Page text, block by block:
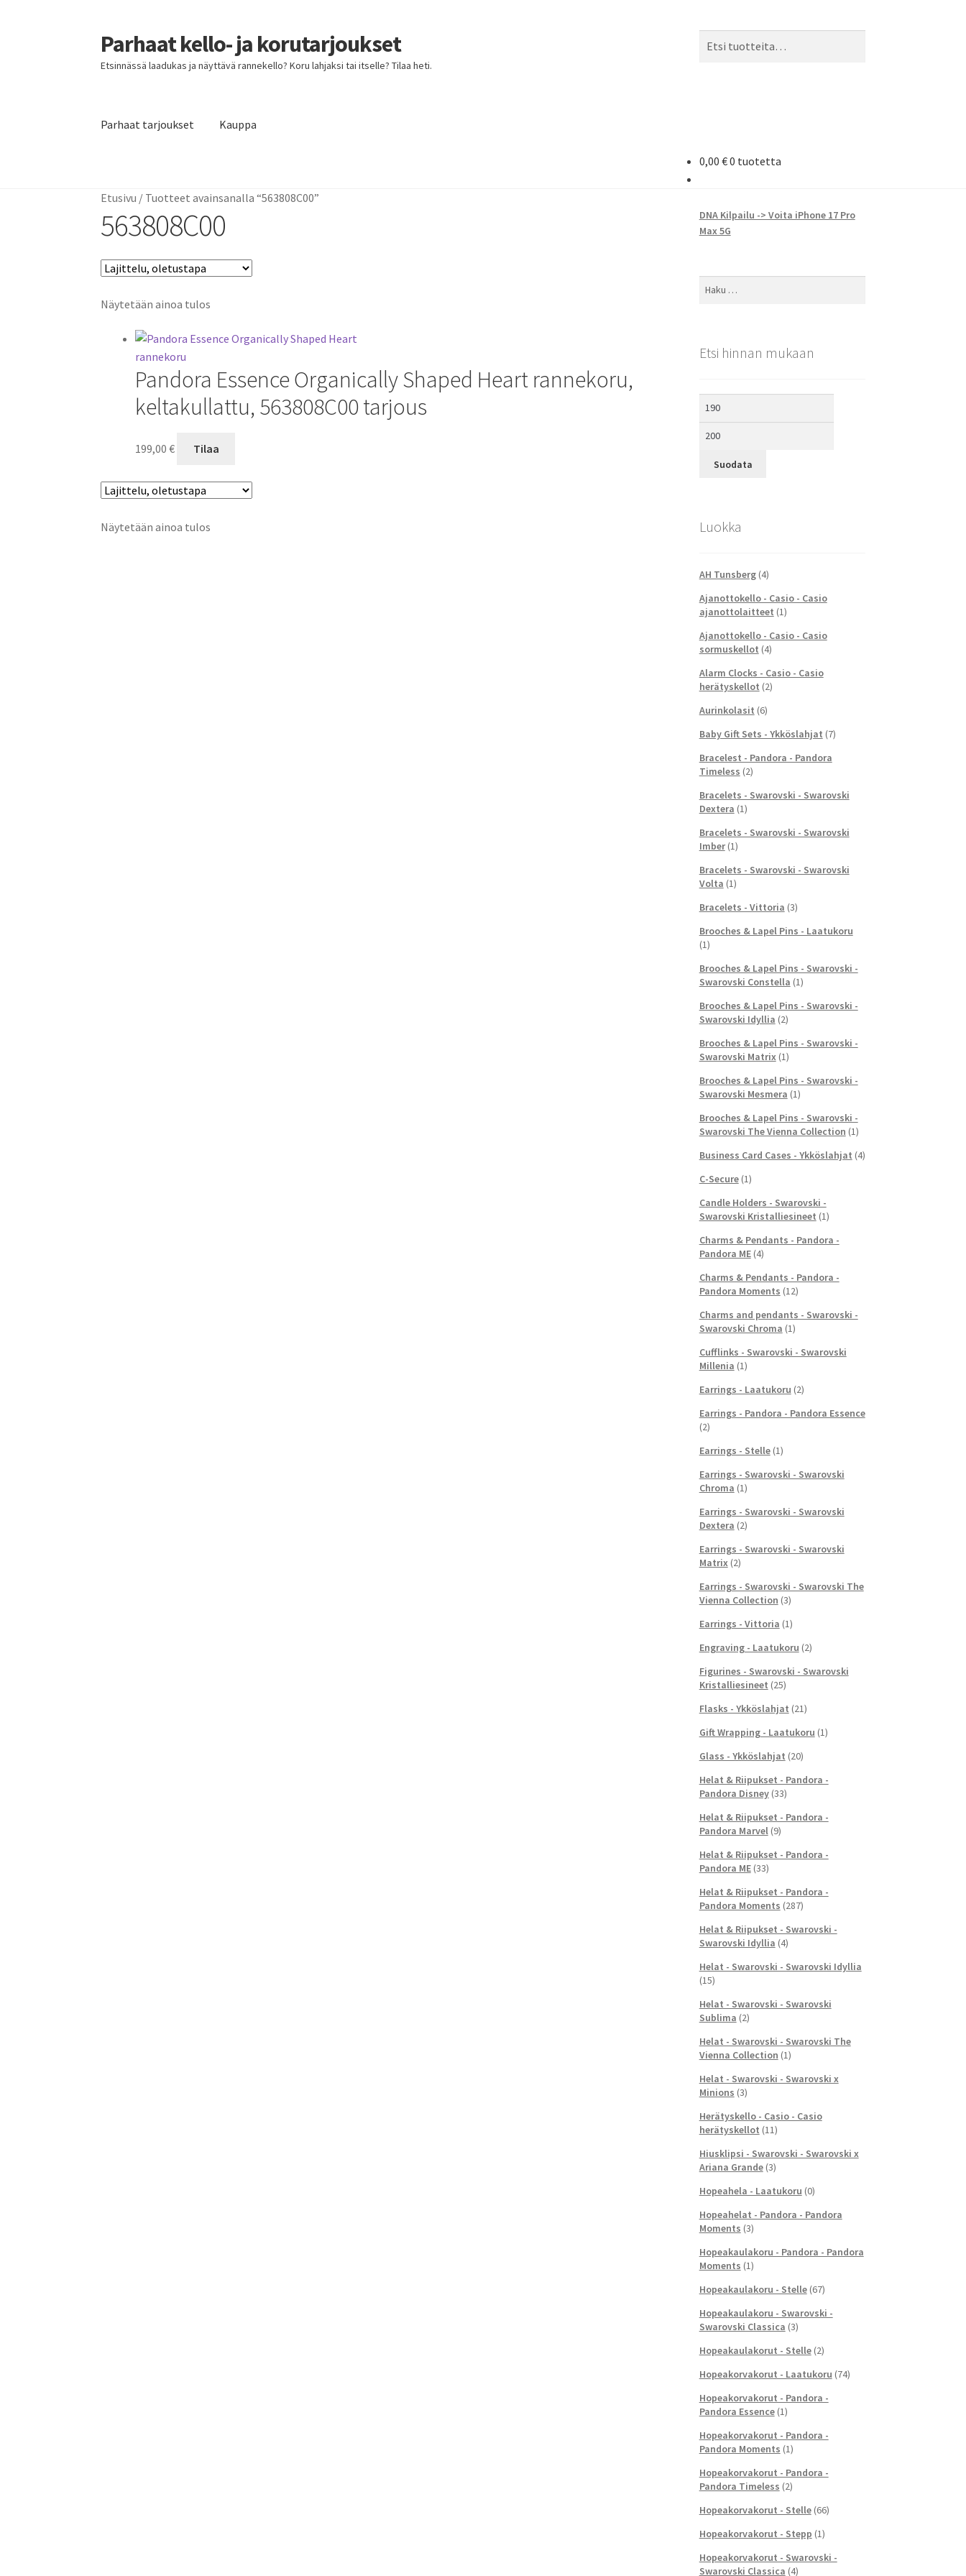
Siirry
navigointiin
Siirry
sisältöön
Parhaat kello- ja korutarjoukset
Etsinnässä laadukas ja näyttävä rannekello? Koru lahjaksi tai itselle? Tilaa heti.
Parhaat tarjoukset Kauppa
0,00 €0 tuotetta
Etusivu / Tuotteet avainsanalla “563808C00”
563808C00
Näytetään ainoa tulos
Pandora Essence Organically Shaped Heart rannekoru,
keltakullattu, 563808C00 tarjous
199,00€ Tilaa
Näytetään ainoa tulos
DNA Kilpailu -> Voita iPhone 17 Pro
Max 5G
Haku:
Etsi hinnan mukaan
Suodata
Luokka
AH Tunsberg (4)
Ajanottokello - Casio - Casio
ajanottolaitteet (1)
Ajanottokello - Casio - Casio
sormuskellot (4)
Alarm Clocks - Casio - Casio
herätyskellot (2)
Aurinkolasit (6)
Baby Gift Sets - Ykköslahjat (7)
Bracelest - Pandora - Pandora
Timeless (2)
Bracelets - Swarovski - Swarovski
Dextera (1)
Bracelets - Swarovski - Swarovski
Imber (1)
Bracelets - Swarovski - Swarovski
Volta (1)
Bracelets - Vittoria (3)
Brooches & Lapel Pins - Laatukoru
(1)
Brooches & Lapel Pins - Swarovski -
Swarovski Constella (1)
Brooches & Lapel Pins - Swarovski -
Swarovski Idyllia (2)
Brooches & Lapel Pins - Swarovski -
Swarovski Matrix (1)
Brooches & Lapel Pins - Swarovski -
Swarovski Mesmera (1)
Brooches & Lapel Pins - Swarovski -
Swarovski The Vienna Collection (1)
Business Card Cases - Ykköslahjat (4)
C-Secure (1)
Candle Holders - Swarovski -
Swarovski Kristalliesineet (1)
Charms & Pendants - Pandora -
Pandora ME (4)
Charms & Pendants - Pandora -
Pandora Moments (12)
Charms and pendants - Swarovski -
Swarovski Chroma (1)
Cufflinks - Swarovski - Swarovski
Millenia (1)
Earrings - Laatukoru (2)
Earrings - Pandora - Pandora Essence
(2)
Earrings - Stelle (1)
Earrings - Swarovski - Swarovski
Chroma (1)
Earrings - Swarovski - Swarovski
Dextera (2)
Earrings - Swarovski - Swarovski
Matrix (2)
Earrings - Swarovski - Swarovski The
Vienna Collection (3)
Earrings - Vittoria (1)
Engraving - Laatukoru (2)
Figurines - Swarovski - Swarovski
Kristalliesineet (25)
Flasks - Ykköslahjat (21)
Gift Wrapping - Laatukoru (1)
Glass - Ykköslahjat (20)
Helat & Riipukset - Pandora -
Pandora Disney (33)
Helat & Riipukset - Pandora -
Pandora Marvel (9)
Helat & Riipukset - Pandora -
Pandora ME (33)
Helat & Riipukset - Pandora -
Pandora Moments (287)
Helat & Riipukset - Swarovski -
Swarovski Idyllia (4)
Helat - Swarovski - Swarovski Idyllia
(15)
Helat - Swarovski - Swarovski
Sublima (2)
Helat - Swarovski - Swarovski The
Vienna Collection (1)
Helat - Swarovski - Swarovski x
Minions (3)
Herätyskello - Casio - Casio
herätyskellot (11)
Hiusklipsi - Swarovski - Swarovski x
Ariana Grande (3)
Hopeahela - Laatukoru (0)
Hopeahelat - Pandora - Pandora
Moments (3)
Hopeakaulakoru - Pandora - Pandora
Moments (1)
Hopeakaulakoru - Stelle (67)
Hopeakaulakoru - Swarovski -
Swarovski Classica (3)
Hopeakaulakorut - Stelle (2)
Hopeakorvakorut - Laatukoru (74)
Hopeakorvakorut - Pandora -
Pandora Essence (1)
Hopeakorvakorut - Pandora -
Pandora Moments (1)
Hopeakorvakorut - Pandora -
Pandora Timeless (2)
Hopeakorvakorut - Stelle (66)
Hopeakorvakorut - Stepp (1)
Hopeakorvakorut - Swarovski -
Swarovski Classica (4)